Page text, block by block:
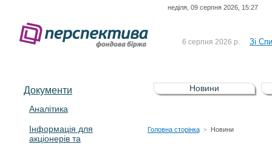
неділя, 09 серпня 2026, 15:27
6 серпня 2026 р. Зі
5 серпня 2026 р.
Зі
UA4000232607)
4 серпня 2026 р.
Документи
Аналітика
Інформація для
акціонерів та
Новини
Головна сторінка > Новини